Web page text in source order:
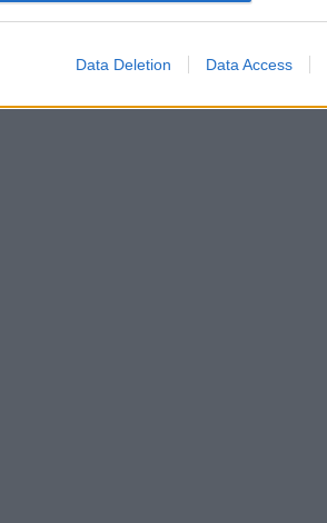
Data Deletion Data Access